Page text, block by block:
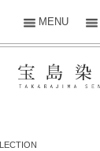
MENU